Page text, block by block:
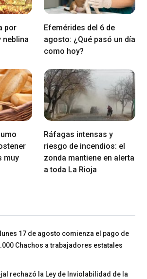
por
neblina
Efemérides del 6 de
agosto: ¿Qué pasó un día
como hoy?
muy
Ráfagas intensas y
riesgo de incendios: el
zonda mantiene en alerta
a toda La Rioja
17 de agosto comienza el pago de
Chachos a trabajadores estatales
rechazó la Ley de Inviolabilidad de la